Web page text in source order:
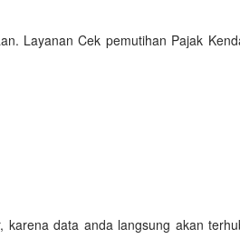
Layanan Cek pemutihan Pajak
karena data anda langsung akan